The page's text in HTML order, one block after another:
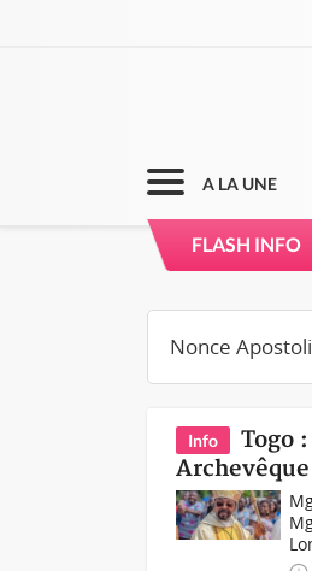
A LA UNE
FLASH INFO
Info
Togo